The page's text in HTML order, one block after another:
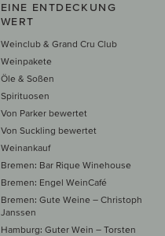
EINE ENTDECKUNG
WERT
Weinclub & Grand Cru Club
Weinpakete
Öle & Soßen
Spirituosen
Von Parker bewertet
Von Suckling bewertet
Weinankauf
Bremen: Bar Rique Winehouse
Bremen: Engel WeinCafé
Bremen: Gute Weine – Christoph
Janssen
Hamburg: Guter Wein – Torsten